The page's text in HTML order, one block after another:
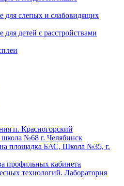
для слепых и слабовидящих
детей с расстройствами
п. Красногорский
№68 г. Челябинск
площадка БАС, Школа №35, г.
профильных кабинета
технологий. Лаборатория